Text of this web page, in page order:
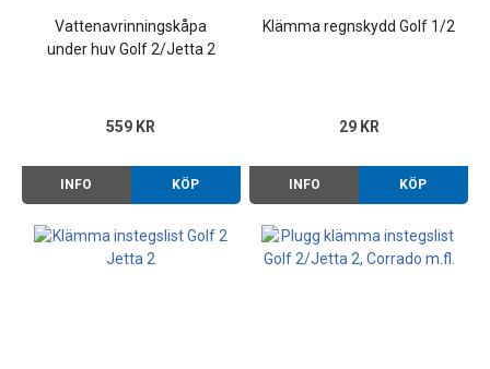
Vattenavrinningskåpa
under huv Golf 2/Jetta 2
559 KR
INFO KÖP
Klämma regnskydd Golf 1/2
29 KR
INFO KÖP